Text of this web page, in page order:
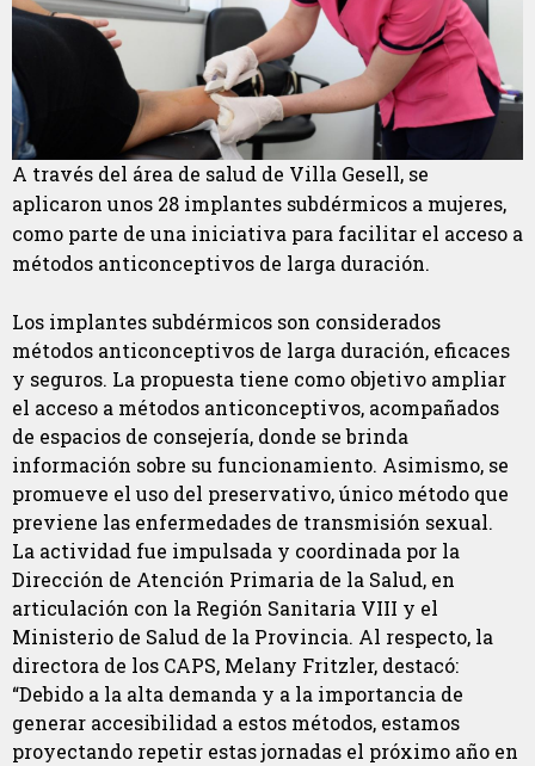
A través del área de salud de Villa Gesell, se
aplicaron unos 28 implantes subdérmicos a mujeres,
como parte de una iniciativa para facilitar el acceso a
métodos anticonceptivos de larga duración.
Los implantes subdérmicos son considerados
métodos anticonceptivos de larga duración, eficaces
y seguros. La propuesta tiene como objetivo ampliar
el acceso a métodos anticonceptivos, acompañados
de espacios de consejería, donde se brinda
información sobre su funcionamiento. Asimismo, se
promueve el uso del preservativo, único método que
previene las enfermedades de transmisión sexual.
La actividad fue impulsada y coordinada por la
Dirección de Atención Primaria de la Salud, en
articulación con la Región Sanitaria VIII y el
Ministerio de Salud de la Provincia. Al respecto, la
directora de los CAPS, Melany Fritzler, destacó:
“Debido a la alta demanda y a la importancia de
generar accesibilidad a estos métodos, estamos
proyectando repetir estas jornadas el próximo año en